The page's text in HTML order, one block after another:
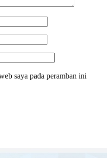
saya pada peramban ini